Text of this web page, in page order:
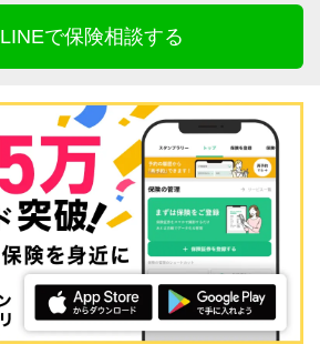
LINEで保険相談する